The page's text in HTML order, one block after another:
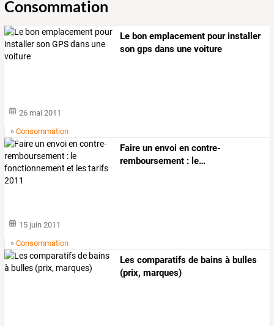
Consommation
Le bon emplacement pour installer
son gps dans une voiture
26 mai 2011
»Consommation
Faire un envoi en contre-
remboursement : le…
15 juin 2011
»Consommation
Les comparatifs de bains à bulles
(prix, marques)